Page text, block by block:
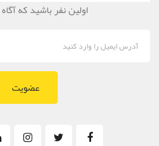
اولین نفر باشید که
عضویت